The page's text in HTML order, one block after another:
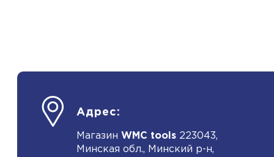
Адрес:
Магазин WMC tools 223043,
Минская обл., Минский р-н,